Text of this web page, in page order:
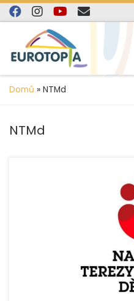
content
Skip to content
Domů » NTMd
NTMd
V září 2024 postihly Opavu
Vávrovice a Palhanec)
několika hodin zcela změnily